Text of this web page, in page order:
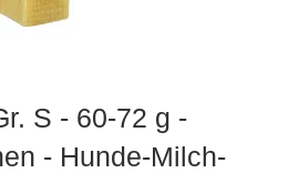
S - 60-72 g -
- Hunde-Milch-